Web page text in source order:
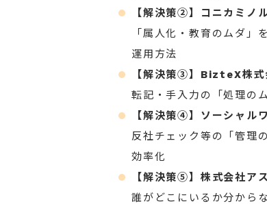
【解決策②】コニカミノ
「属人化・教育のムダ」
運用方法
【解決策③】BizteX株式
転記・手入力の「処理の
【解決策④】ソーシャル
反社チェック等の「管理
効率化
【解決策⑤】株式会社ア
誰がどこにいるか分から